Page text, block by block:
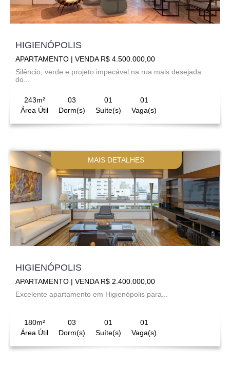
HIGIENÓPOLIS
APARTAMENTO | VENDA R$ 4.500.000,00
Silêncio, verde e projeto impecável na rua mais desejada
do...
243m²
Área Útil
03
Dorm(s)
01
Suíte(s)
01
Vaga(s)
MAIS DETALHES
HIGIENÓPOLIS
APARTAMENTO | VENDA R$ 2.400.000,00
Excelente apartamento em Higienópolis para...
180m²
Área Útil
03
Dorm(s)
01
Suíte(s)
01
Vaga(s)